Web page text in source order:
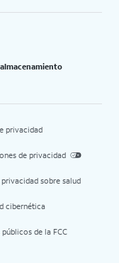
privacidad
de privacidad
sobre salud
cibernética
de la FCC